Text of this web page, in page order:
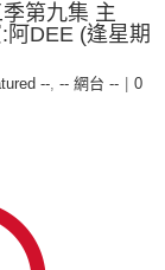
第九集 主
DEE (逢星期
--, -- 網台 --
0